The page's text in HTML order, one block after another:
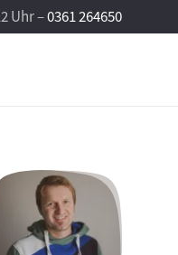
Uhr –0361 264650